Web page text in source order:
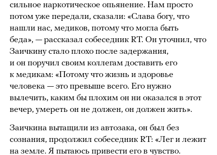
сильное наркотическое опьянение. Нам просто
потом уже передали, сказали: «Слава богу, что
нашли нас, медиков, потому что могла быть
беда», — рассказал собеседник RT. Он уточнил, что
Заичкину стало плохо после задержания,
и он поручил своим коллегам доставить его
к медикам: «Потому что жизнь и здоровье
человека — это превыше всего. Его нужно
вылечить, каким бы плохим он ни оказался в этот
вечер, умереть он не должен, он должен жить».
Заичкина вытащили из автозака, он был без
сознания, продолжил собеседник RT: «Лег и лежит
на земле. Я пытаюсь привести его в чувство.